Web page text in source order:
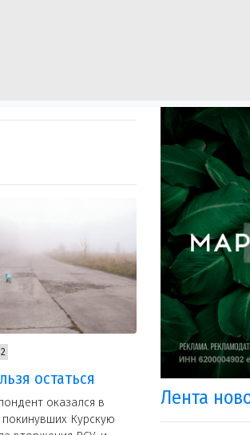
остаться
оказался в
покинувших Курскую
Лента